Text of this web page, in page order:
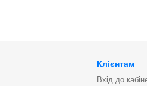
Клієнтам
Вхід до